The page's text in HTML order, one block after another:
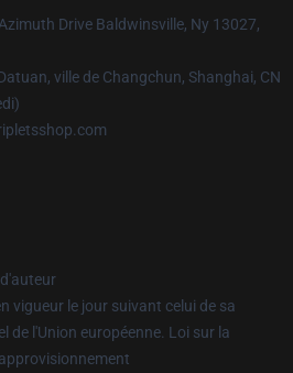
Drive Baldwinsville, Ny 13027,
ville de Changchun, Shanghai, CN
vigueur le jour suivant celui de sa
de l'Union européenne. Loi sur la